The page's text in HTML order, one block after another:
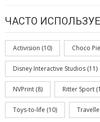
ЧАСТО
Activision (10) Choco Pie
Disney Interactive Studios (11)
NVPrint (8) Ritter Sport
Toys-to-life (10)